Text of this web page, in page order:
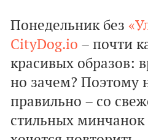
Понедельник без
CityDog.io – почти
красивых образов:
но зачем? Поэтому
правильно – со
стильных